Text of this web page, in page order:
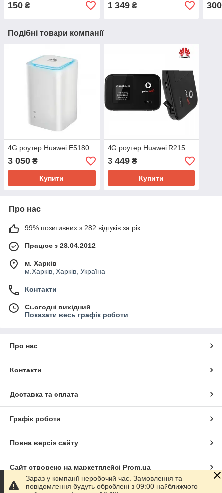
150 ₴ 1 349₴ 300
Подібні товари компанії
4G роутер Huawei E5180
3 050 ₴
Купити
4G роутер Huawei R215
3 449₴
Купити
Про нас
99% позитивних з 282 відгуків за рік
Працює з 28.04.2012
м. Харків
м.Харків, Харків, Україна
Контакти
Сьогодні вихідний
Показати весь графік роботи
Про нас
Контакти
Доставка та оплата
Графік роботи
Повна версія сайту
Сайт створено на маркетплейсі Prom.ua
Зараз у компанії неробочий час. Замовлення та
повідомлення будуть оброблені з 09:00 найближчого